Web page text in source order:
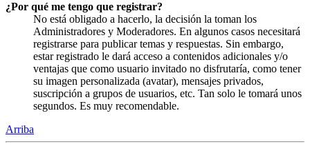
¿Por qué me tengo que registrar?
No está obligado a hacerlo, la decisión la toman los
Administradores y Moderadores. En algunos casos necesitará
registrarse para publicar temas y respuestas. Sin embargo,
estar registrado le dará acceso a contenidos adicionales y/o
ventajas que como usuario invitado no disfrutaría, como tener
su imagen personalizada (avatar), mensajes privados,
suscripción a grupos de usuarios, etc. Tan solo le tomará unos
segundos. Es muy recomendable.
Arriba